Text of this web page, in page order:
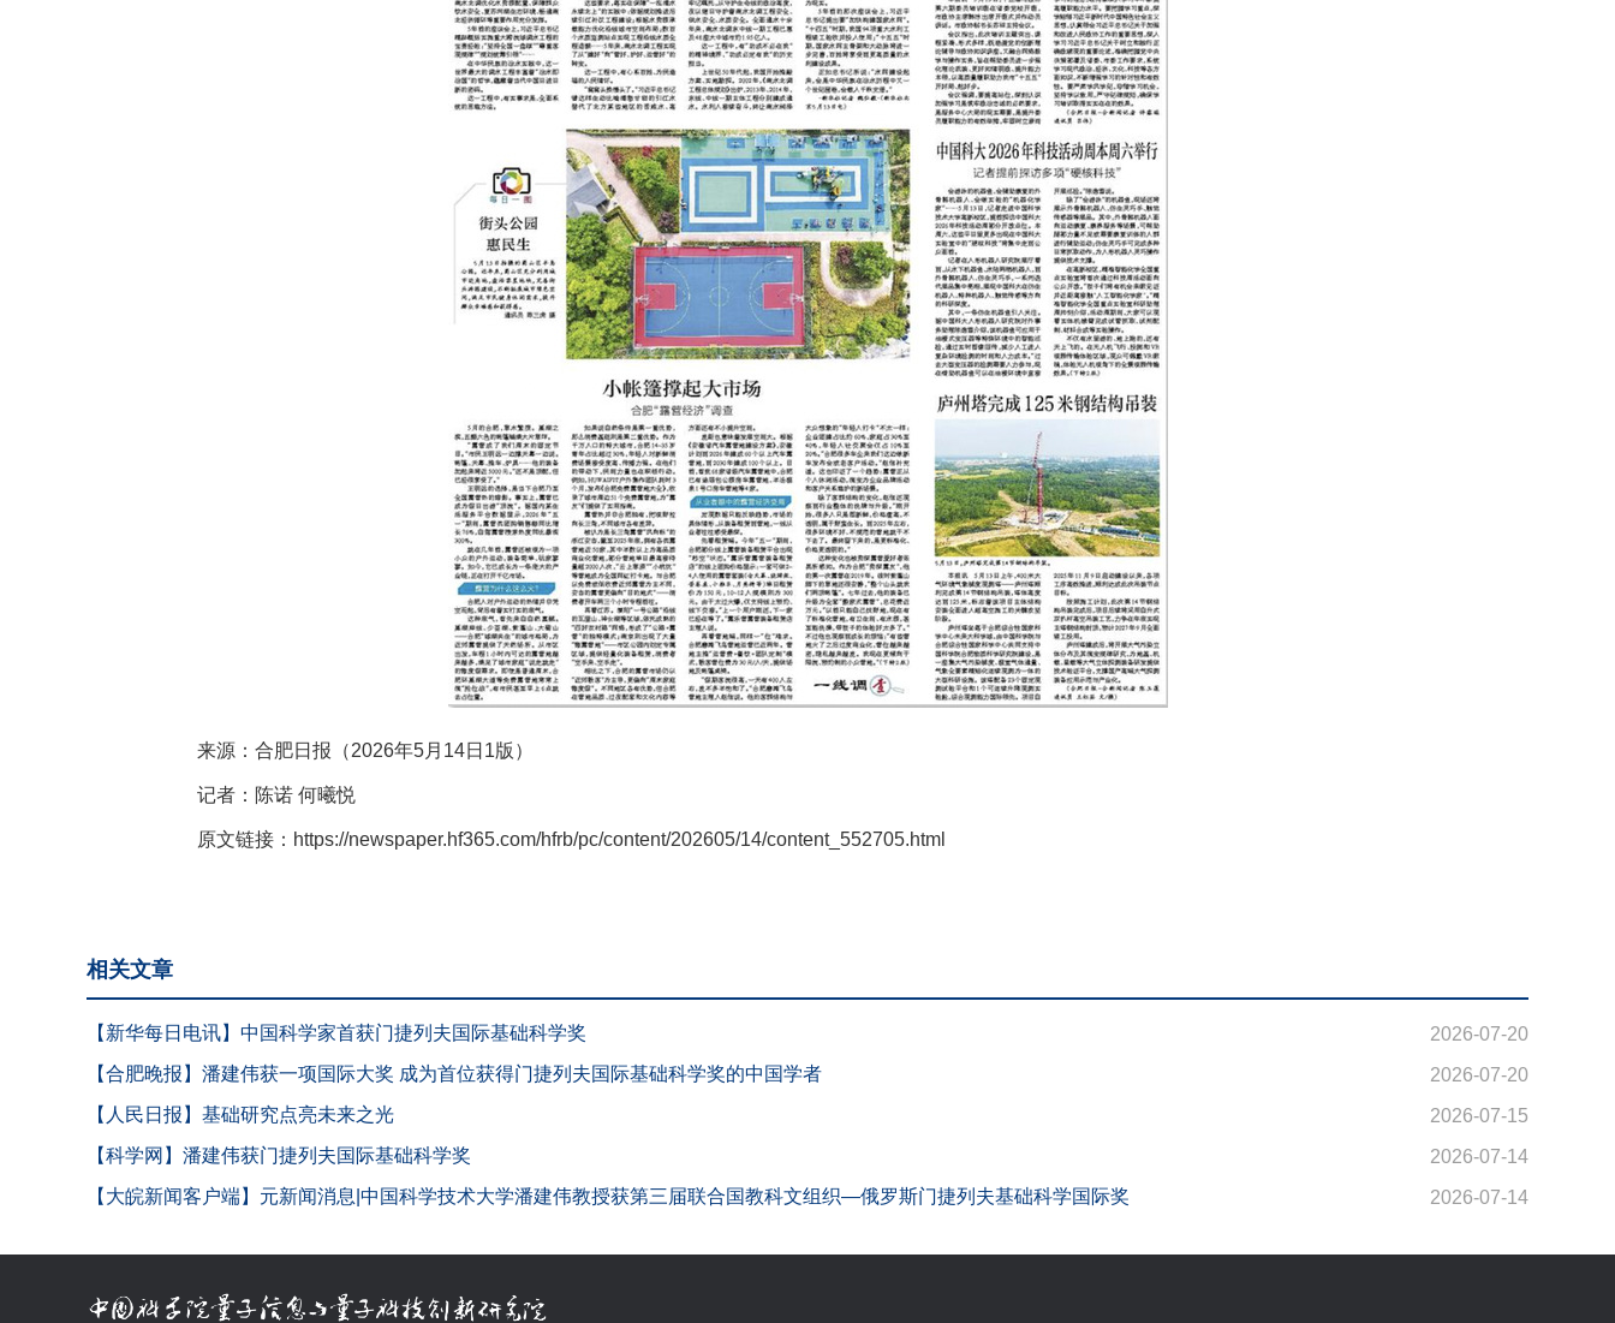
来源：合肥日报（2026年5月14日1版）
记者：陈诺 何曦悦
原文链接： https://newspaper.hf365.com/hfrb/pc/content/202605/14/content_552705.html
相关文章
【新华每日电讯】中国科学家首获门捷列夫国际基础科学奖
2026-07-20
【合肥晚报】潘建伟获一项国际大奖 成为首位获得门捷列夫国际基础科学奖的中国学者
2026-07-20
【人民日报】基础研究点亮未来之光
2026-07-15
【科学网】潘建伟获门捷列夫国际基础科学奖
2026-07-14
【大皖新闻客户端】元新闻消息|中国科学技术大学潘建伟教授获第三届联合国教科文组织—俄罗斯门捷列夫基础科学国际奖
2026-07-14